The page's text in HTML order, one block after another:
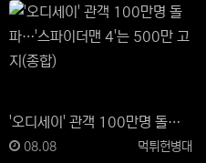
'오디세이' 관객 100만명 돌파…'스파이더맨 4'는 …
등록자
먹튀헌병대
등록일
08.08